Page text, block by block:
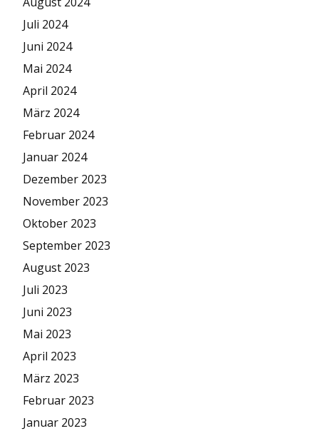
Juli 2024
Juni 2024
Mai 2024
April 2024
März 2024
Februar 2024
Januar 2024
Dezember 2023
November 2023
Oktober 2023
September 2023
August 2023
Juli 2023
Juni 2023
Mai 2023
April 2023
März 2023
Februar 2023
Januar 2023